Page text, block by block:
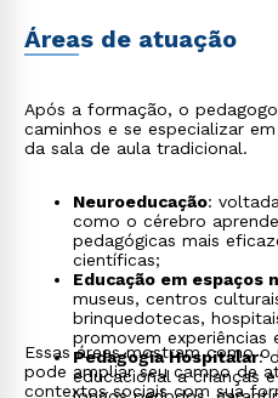
Áreas de atuação
Após a formação, o
caminhos e se especializar
da sala de aula tradicional.
Neuroeducação:
como o cérebro
pedagógicas mais
científicas;
Educação em espaços
museus, centros
brinquedotecas,
promovem experiências
Pedagogia Hospitalar:
educacional a crianças
Essas áreas mostram como
pode ampliar seu campo de
contextos sociais com sua